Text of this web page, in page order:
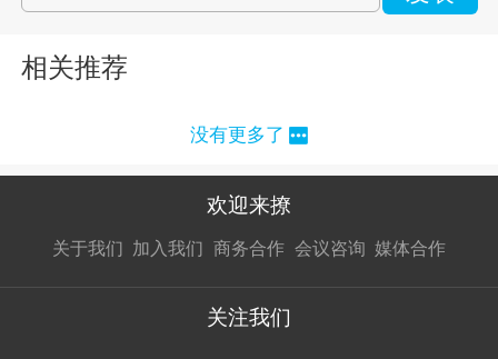
相关推荐
没有更多了
欢迎来撩
关于我们 加入我们
接扔简历
商务合作
接开聊
会议咨询 媒体合作
接开聊
关注我们